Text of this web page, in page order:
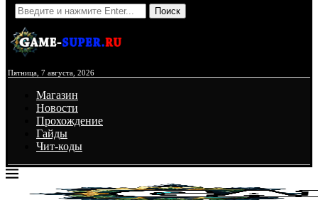
Поиск
Пятница, 7 августа, 2026
Магазин
Новости
Прохождение
Гайды
Чит-коды